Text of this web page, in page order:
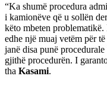
“Ka shumë procedura
i kamionëve që u sollën
këto mbeten
edhe një muaj vetëm për
janë disa punë
gjithë procedurën. I
tha Kasami.